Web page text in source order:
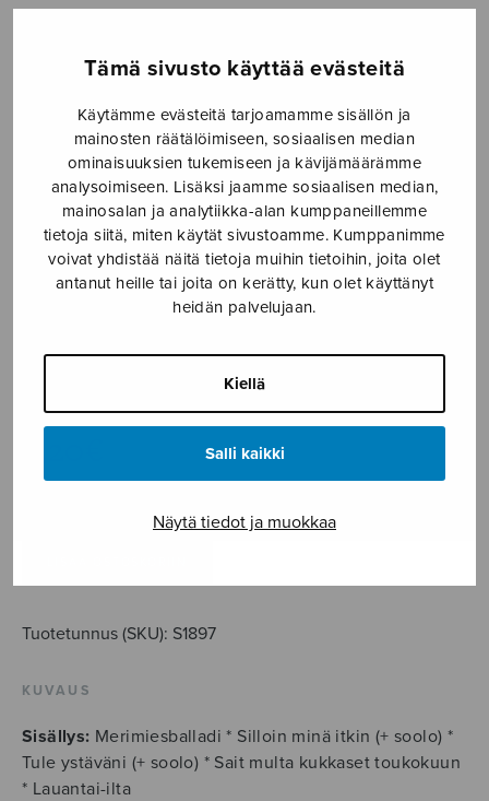
Tämä sivusto käyttää evästeitä
Käytämme evästeitä tarjoamamme sisällön ja
mainosten räätälöimiseen, sosiaalisen median
ominaisuuksien tukemiseen ja kävijämäärämme
analysoimiseen. Lisäksi jaamme sosiaalisen median,
mainosalan ja analytiikka-alan kumppaneillemme
tietoja siitä, miten käytät sivustoamme. Kumppanimme
voivat yhdistää näitä tietoja muihin tietoihin, joita olet
antanut heille tai joita on kerätty, kun olet käyttänyt
heidän palvelujaan.
Kiellä
Salli kaikki
Näytä tiedot ja muokkaa
Kansanlauluja
mieskuorolle
Tuotetunnus (SKU): S1897
KUVAUS
Sisällys: Merimiesballadi * Silloin minä itkin (+ soolo) *
Tule ystäväni (+ soolo) * Sait multa kukkaset toukokuun
* Lauantai-ilta